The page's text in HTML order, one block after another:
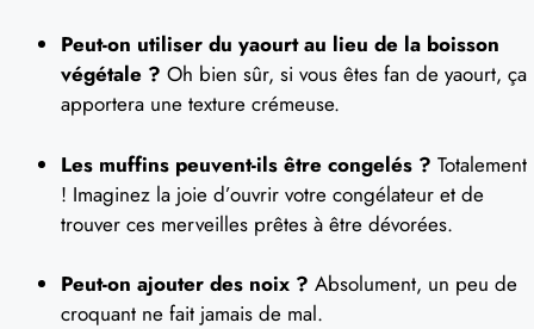
Peut-on utiliser du yaourt au lieu de la boisson
végétale ? Oh bien sûr, si vous êtes fan de yaourt, ça
apportera une texture crémeuse.
Les muffins peuvent-ils être congelés ? Totalement
! Imaginez la joie d’ouvrir votre congélateur et de
trouver ces merveilles prêtes à être dévorées.
Peut-on ajouter des noix ? Absolument, un peu de
croquant ne fait jamais de mal.